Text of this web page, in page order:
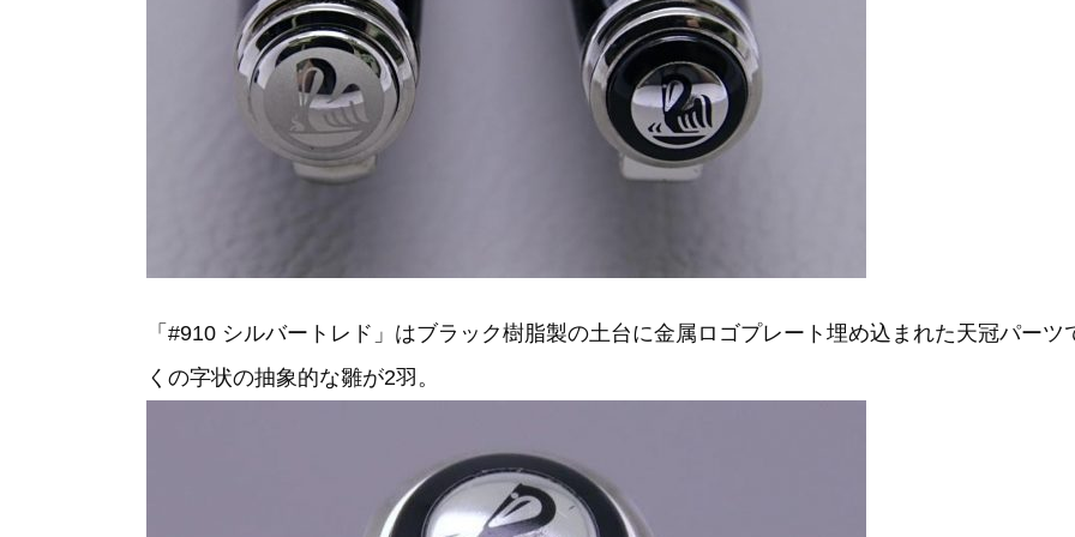
「#910 シルバートレド」はブラック樹脂製の土台に金属ロゴプレート埋め込まれた天冠パーツ
くの字状の抽象的な雛が2羽。